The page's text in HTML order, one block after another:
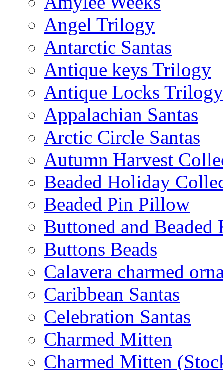
Angel Trilogy
Antarctic Santas
Antique keys Trilogy
Antique Locks Trilogy
Appalachian Santas
Arctic Circle Santas
Autumn Harvest
Beaded Holiday
Beaded Pin Pillow
Buttoned and Beaded
Buttons Beads
Calavera charmed
Caribbean Santas
Celebration Santas
Charmed Mitten
Charmed Mitten